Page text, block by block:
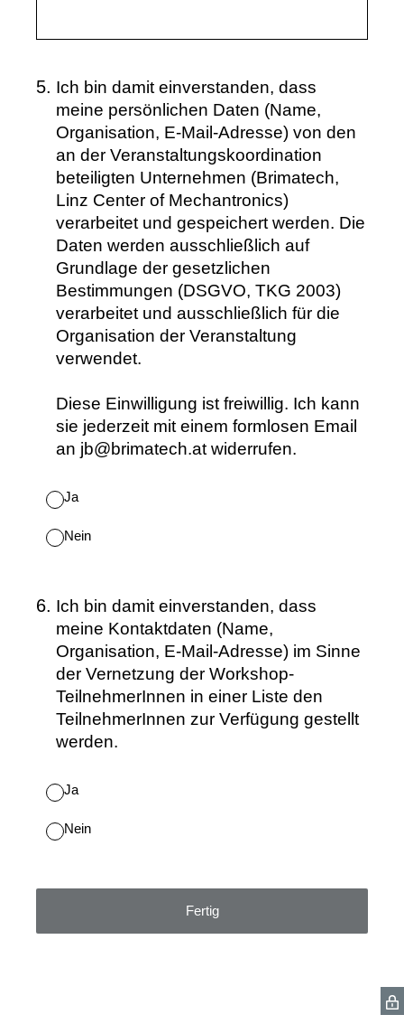
5. Ich bin damit einverstanden, dass
meine persönlichen Daten (Name,
Organisation, E-Mail-Adresse) von den
an der Veranstaltungskoordination
beteiligten Unternehmen (Brimatech,
Linz Center of Mechantronics)
verarbeitet und gespeichert werden. Die
Daten werden ausschließlich auf
Grundlage der gesetzlichen
Bestimmungen (DSGVO, TKG 2003)
verarbeitet und ausschließlich für die
Organisation der Veranstaltung
verwendet.
Diese Einwilligung ist freiwillig. Ich kann
sie jederzeit mit einem formlosen Email
an jb@brimatech.at widerrufen.
(Erforderlich.)
Ja
Nein
6. Ich bin damit einverstanden, dass
meine Kontaktdaten (Name,
Organisation, E-Mail-Adresse) im Sinne
der Vernetzung der Workshop-
TeilnehmerInnen in einer Liste den
TeilnehmerInnen zur Verfügung gestellt
werden.
(Erforderlich.)
Ja
Nein
Fertig